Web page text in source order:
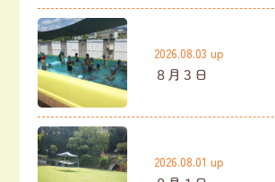
2026.08.03 up
８月３日
2026.08.01 up